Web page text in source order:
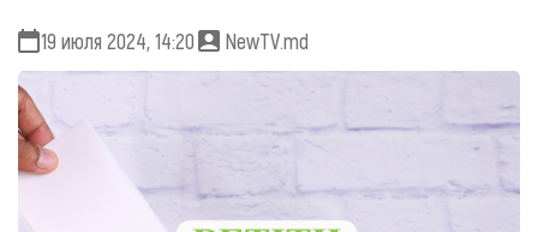
19 июля 2024, 14:20 NewTV.md